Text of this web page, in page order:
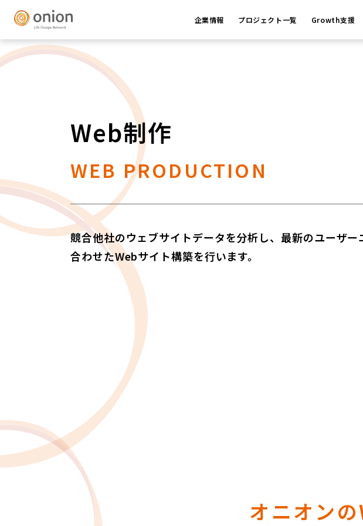
企業情報 プロジェクト一覧 Growth支援
Web制作
WEB PRODUCTION
競合他社のウェブサイトデータを分析し、最新のユーザー
合わせたWebサイト構築を行います。
オニオン